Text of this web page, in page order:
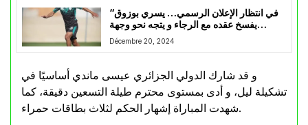
“في انتظار الإعلان الرسمي… يسري بوزوق
يفسخ عقده مع الرجاء و يتجه نحو وجهة
جديدة”
Décembre 20, 2024
و قد شارك الدولي الجزائري عيسى ماندي أساسيًا في
تشكيلة ليل، و أدى بمستوى محترم طيلة التسعين دقيقة، كما
شهدت المباراة إشهار الحكم لثلاث بطاقات حمراء.